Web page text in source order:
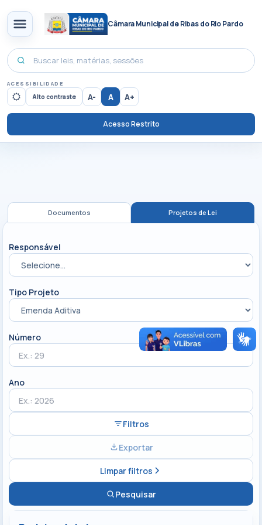
Câmara Municipal de Ribas do Rio Pardo
ACESSIBILIDADE
Alto contraste A- A A+
Acesso Restrito
Documentos Projetos de Lei
Responsável
Tipo Projeto
Número
Ano
Filtros
Exportar
Limpar filtros
Pesquisar